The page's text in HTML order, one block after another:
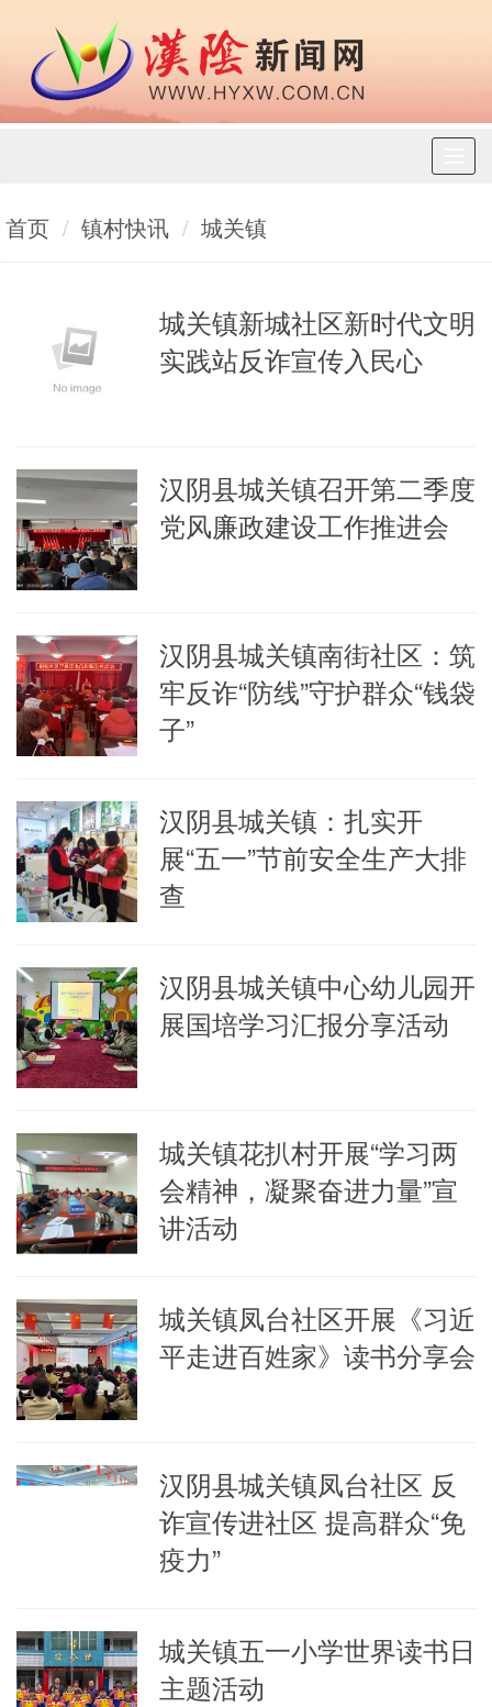
首页 镇村快讯 城关镇
城关镇新城社区新时代文明
实践站反诈宣传入民心
汉阴县城关镇召开第二季度
党风廉政建设工作推进会
汉阴县城关镇南街社区：筑
牢反诈“防线”守护群众“钱袋
子”
汉阴县城关镇：扎实开
展“五一”节前安全生产大排
查
汉阴县城关镇中心幼儿园开
展国培学习汇报分享活动
城关镇花扒村开展“学习两
会精神，凝聚奋进力量”宣
讲活动
城关镇凤台社区开展《习近
平走进百姓家》读书分享会
汉阴县城关镇凤台社区 反
诈宣传进社区 提高群众“免
疫力”
城关镇五一小学世界读书日
主题活动